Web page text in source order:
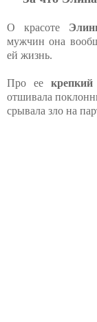
О красоте
мужчин она
ей жизнь.
Про ее крепкий
отшивала
срывала зло на